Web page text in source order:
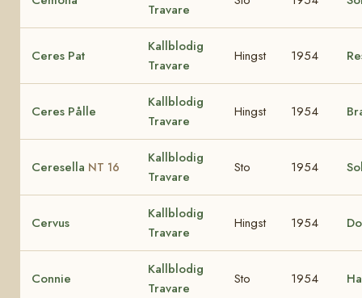
Travare
Ceres Pat
Kallblodig
Travare
Hingst 1954
Ceres Pålle
Kallblodig
Travare
Hingst 1954
Ceresella NT 16
Kallblodig
Travare
Sto 1954
Cervus
Kallblodig
Travare
Hingst 1954
Connie
Kallblodig
Travare
Sto 1954